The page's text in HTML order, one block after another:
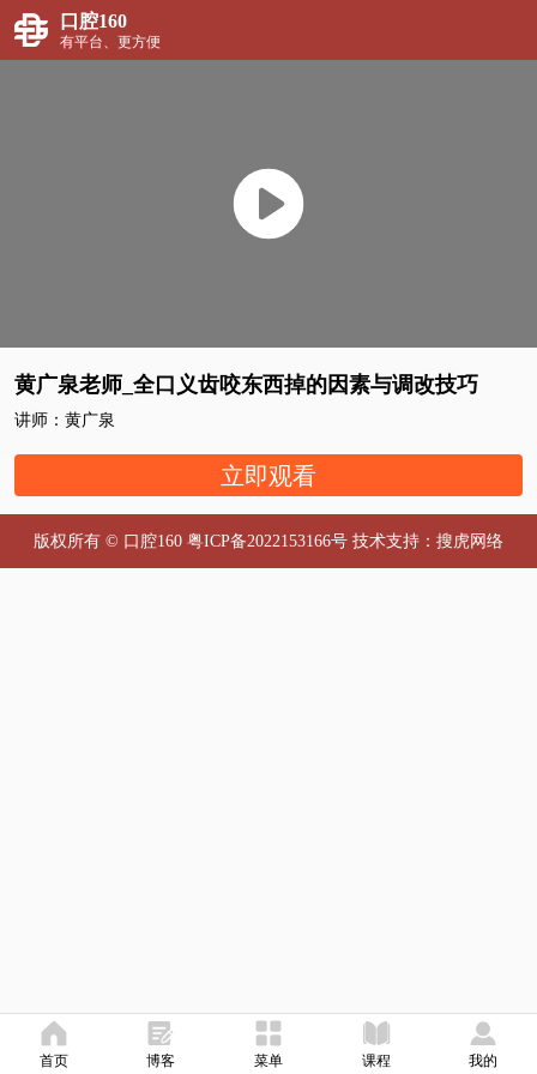
口腔160
有平台、更方便
首页 博客 菜单 课程 我的
黄广泉老师_全口义齿咬东西掉的因素与调改技巧
讲师：黄广泉
立即观看
版权所有 © 口腔160 粤ICP备2022153166号 技术支持： 搜虎网络